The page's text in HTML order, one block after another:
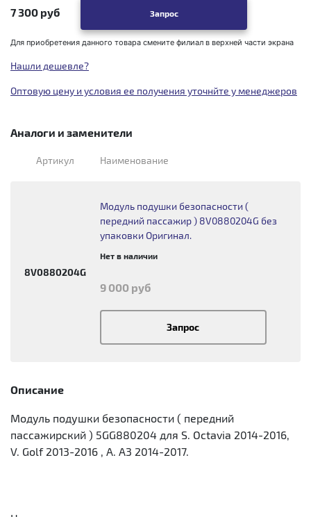
7 300 руб Запрос
Для приобретения данного товара смените филиал в верхней части экрана
Нашли дешевле?
Оптовую цену и условия ее получения уточнйте у менеджеров
Аналоги и заменители
Артикул Наименование
8V0880204G
Модуль подушки безопасности (
передний пассажир ) 8V0880204G без
упаковки Оригинал.
Нет в наличии
9 000 руб
Запрос
Описание
Модуль подушки безопасности ( передний
пассажирcкий ) 5GG880204 для S. Octavia 2014-2016,
V. Golf 2013-2016 , A. A3 2014-2017.